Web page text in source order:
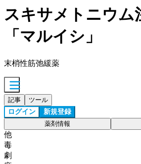
スキサメトニウム
「マルイシ」
末梢性筋弛緩薬
記事 ツール
ログイン 新規登録
薬剤情報
他
毒
劇